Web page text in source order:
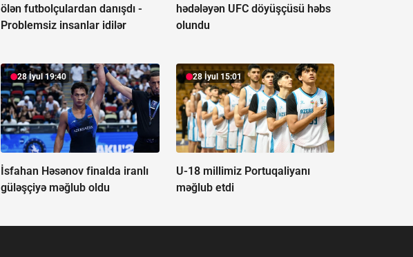
ölən futbolçulardan danışdı -
Problemsiz insanlar idilər
hədələyən UFC döyüşçüsü həbs
olundu
28 İyul 19:40
İsfahan Həsənov finalda iranlı
güləşçiyə məğlub oldu
28 İyul 15:01
U-18 millimiz Portuqaliyanı
məğlub etdi